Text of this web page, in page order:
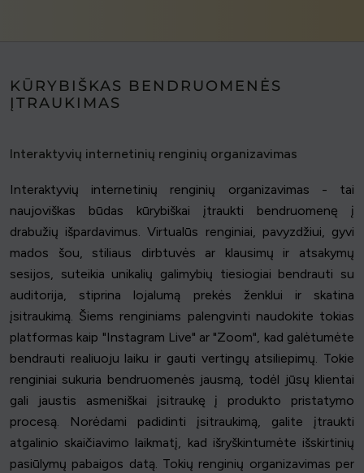
KŪRYBIŠKAS BENDRUOMENĖS
ĮTRAUKIMAS
Interaktyvių internetinių renginių organizavimas
Interaktyvių internetinių renginių organizavimas - tai
naujoviškas būdas kūrybiškai įtraukti bendruomenę į
drabužių išpardavimus. Virtualūs renginiai, pavyzdžiui, gyvi
mados šou, stiliaus dirbtuvės ar klausimų ir atsakymų
sesijos, suteikia unikalių galimybių tiesiogiai bendrauti su
auditorija, stiprina lojalumą prekės ženklui ir skatina
įsitraukimą. Šiems renginiams palengvinti naudokite tokias
platformas kaip "Instagram Live" ar "Zoom", kad galėtumėte
bendrauti realiuoju laiku ir gauti vertingų atsiliepimų. Tokie
renginiai sukuria bendruomenės jausmą, todėl jūsų klientai
gali jaustis asmeniškai įsitraukę į produkto pristatymo
procesą. Norėdami padidinti įsitraukimą, galite įtraukti
atgalinio skaičiavimo laikmatį, kad išryškintumėte išskirtinių
pasiūlymų pabaigos datą. Tokių renginių organizavimas per